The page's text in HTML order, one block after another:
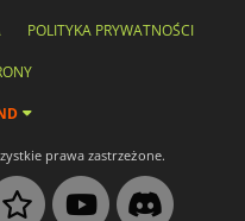
POLITYKA PRYWATNOŚCI
prawa zastrzeżone.